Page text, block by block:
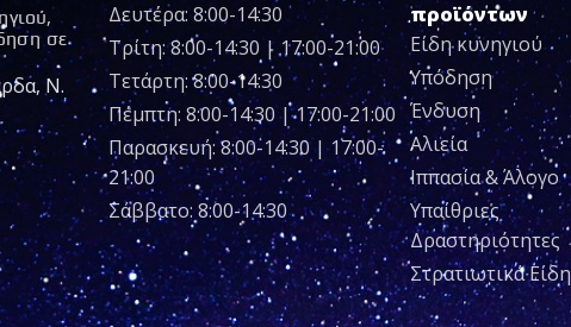
σε
Ν.
Δευτέρα: 8:00-14:30
Τρίτη: 8:00-14:30 | 17:00-21:00
Τετάρτη: 8:00-14:30
Πέμπτη: 8:00-14:30 | 17:00-21:00
Παρασκευή: 8:00-14:30 | 17:00-
21:00
Σάββατο: 8:00-14:30
προϊόντων
Είδη κυνηγιού
Υπόδηση
Ένδυση
Αλιεία
Ιππασία & Άλογο
Υπαίθριες
Δραστηριότητες
Στρατιωτικά Είδη